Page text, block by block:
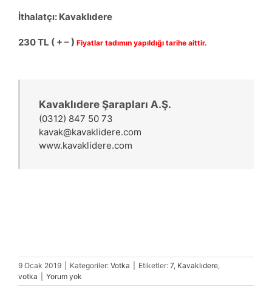
İthalatçı: Kavaklıdere
230 TL ( + – ) Fiyatlar tadımın yapıldığı tarihe aittir.
Kavaklıdere Şarapları A.Ş.
(0312) 847 50 73
kavak@kavaklidere.com
www.kavaklidere.com
9 Ocak 2019 Kategoriler: Votka Etiketler: 7, Kavaklıdere,
votka
Yorum yok